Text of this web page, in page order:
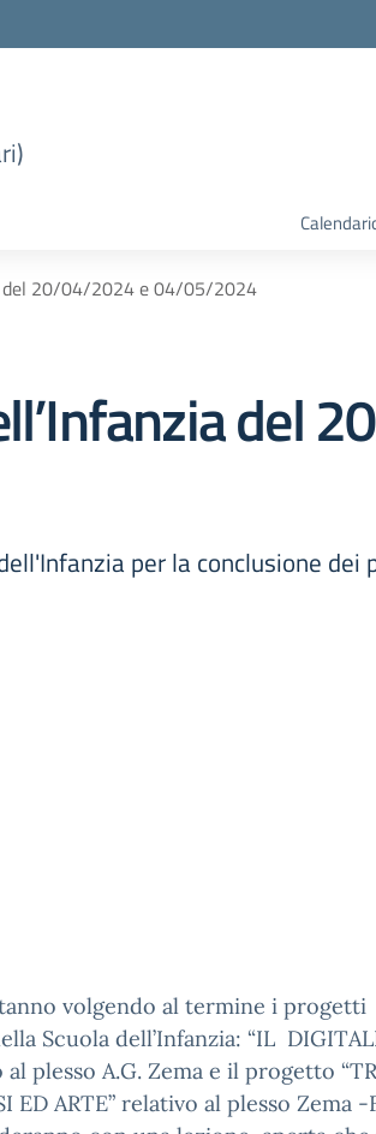
del 20/04/2024 e 04/05/2024
del
per la conclusione dei
volgendo al termine i progetti
Scuola dell’Infanzia: “IL
al plesso A.G. Zema e il progetto
ED ARTE” relativo al plesso Zema -